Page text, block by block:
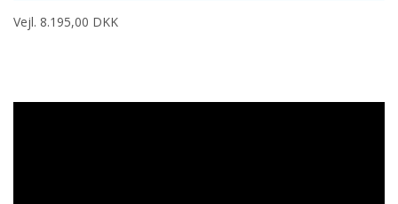
Vejl. 8.195,00 DKK